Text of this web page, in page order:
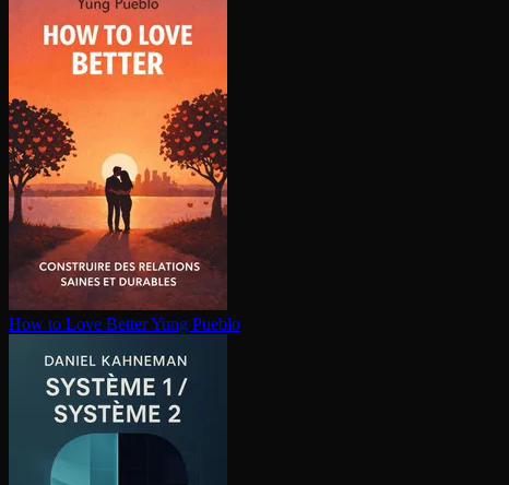
How to Love BetterYung Pueblo